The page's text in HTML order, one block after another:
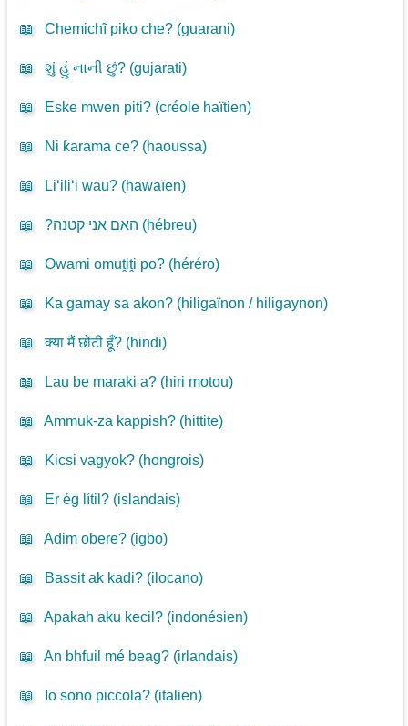
📖 Chemichĩ piko che? (guarani)
📖 શું હું નાની છું? (gujarati)
📖 Eske mwen piti? (créole haïtien)
📖 Ni ƙarama ce? (haoussa)
📖 Li‘ili‘i wau? (hawaïen)
📖 ?האם אני קטנה (hébreu)
📖 Owami omuṱiṱi po? (héréro)
📖 Ka gamay sa akon? (hiligaïnon / hiligaynon)
📖 क्या मैं छोटी हूँ? (hindi)
📖 Lau be maraki a? (hiri motou)
📖 Ammuk-za kappish? (hittite)
📖 Kicsi vagyok? (hongrois)
📖 Er ég lítil? (islandais)
📖 Adim obere? (igbo)
📖 Bassit ak kadi? (ilocano)
📖 Apakah aku kecil? (indonésien)
📖 An bhfuil mé beag? (irlandais)
📖 Io sono piccola? (italien)